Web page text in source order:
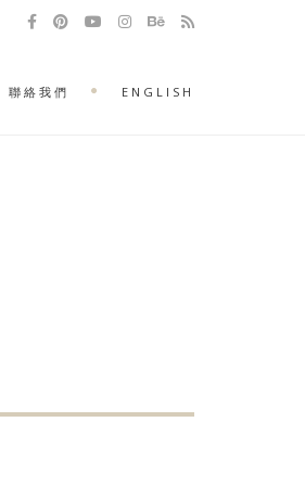
聯絡我們 ENGLISH